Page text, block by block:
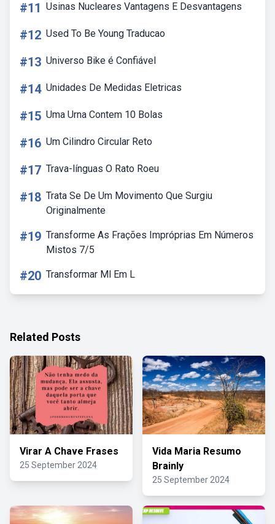
#11 Usinas Nucleares Vantagens E Desvantagens
#12 Used To Be Young Traducao
#13 Universo Bike é Confiável
#14 Unidades De Medidas Eletricas
#15 Uma Urna Contem 10 Bolas
#16 Um Cilindro Circular Reto
#17 Trava-línguas O Rato Roeu
#18 Trata Se De Um Movimento Que Surgiu
Originalmente
#19 Transforme As Frações Impróprias Em Números
Mistos 7/5
#20 Transformar Ml Em L
Related Posts
Virar A Chave Frases
25 September 2024
Vida Maria Resumo
Brainly
25 September 2024